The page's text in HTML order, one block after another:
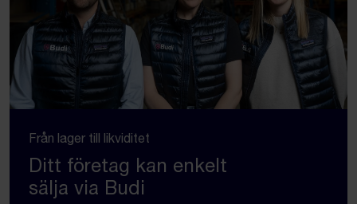
Från lager till likviditet
Ditt företag kan enkelt
sälja via Budi